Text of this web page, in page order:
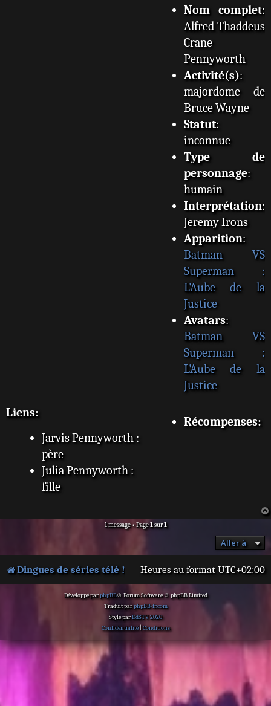
Nom complet:
Alfred Thaddeus
Crane
Pennyworth
Activité(s):
majordome de
Bruce Wayne
Statut:
inconnue
Type de
personnage:
humain
Interprétation:
Jeremy Irons
Apparition:
Batman VS
Superman :
L'Aube de la
Justice
Avatars:
Batman VS
Superman :
L'Aube de la
Justice
Liens:
Jarvis Pennyworth :
père
Julia Pennyworth :
fille
Récompenses:
1 message • Page1sur1
Aller à
Dingues de séries télé ! Heures au format UTC+02:00
Développé parphpBB® Forum Software © phpBB Limited
Traduit parphpBB-fr.com
Style parDdSTV 2020
Confidentialité| Conditions